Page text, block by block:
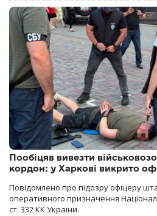
Пообіцяв вивезти
кордон: у Харкові викрито
Повідомлено про підозру офіцеру
оперативного призначення
ст. 332 КК України.